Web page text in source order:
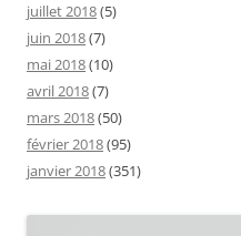
juillet 2018(5)
juin 2018(7)
mai 2018(10)
avril 2018(7)
mars 2018(50)
février 2018(95)
janvier 2018(351)